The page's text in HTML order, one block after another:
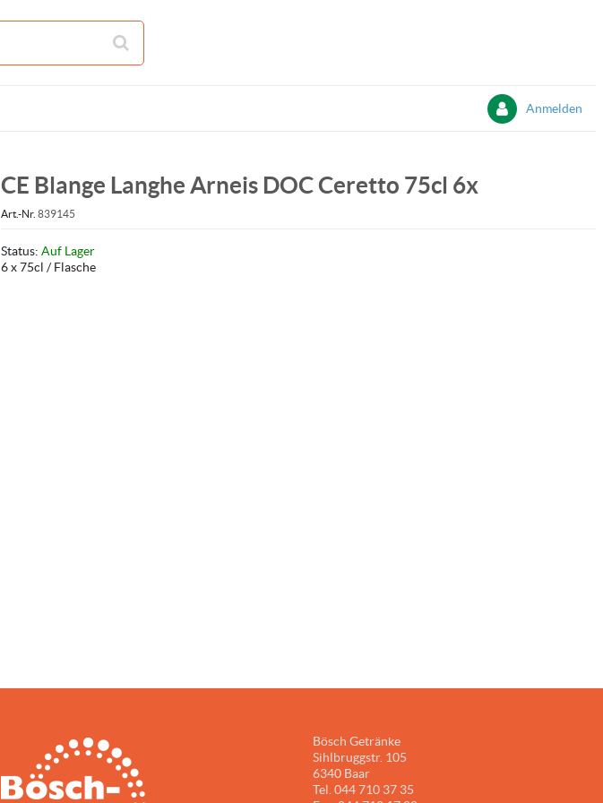
Anmelden
CE Blange Langhe Arneis DOC Ceretto 75cl 6x
Art.-Nr. 839145
Status: Auf Lager
6 x 75cl / Flasche
Bösch Getränke
Sihlbruggstr. 105
6340 Baar
Tel. 044 710 37 35